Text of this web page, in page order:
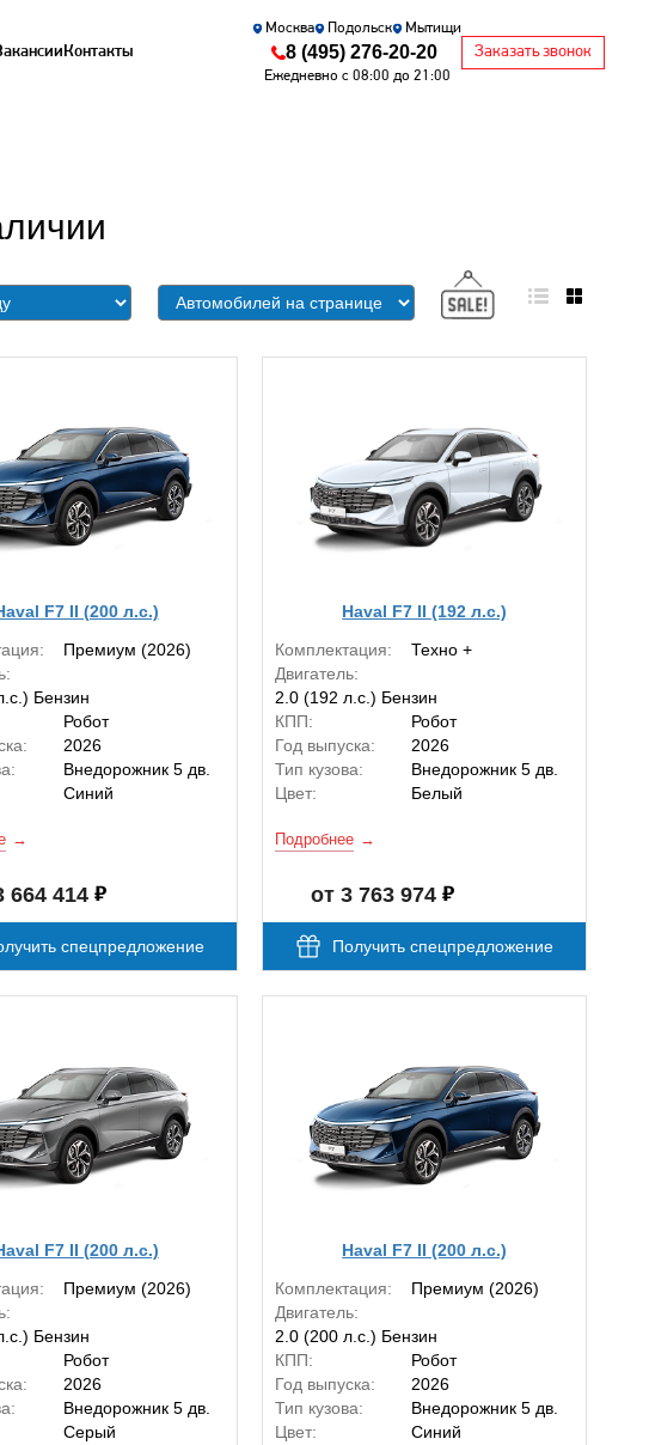
Контакты
Москва Подольск Мытищи
8 (495) 276-20-20
Ежедневно с 08:00 до 21:00
Заказать звонок
F7 II (200 л.с.)
Премиум (2026)
Бензин
Робот
2026
Внедорожник 5 дв.
Синий
664 414
спецпредложение
Haval F7 II (192 л.с.)
Комплектация:
Техно +
Двигатель:
2.0 (192 л.с.) Бензин
КПП:
Робот
Год выпуска:
2026
Тип кузова:
Внедорожник 5 дв.
Цвет:
Белый
Подробнее
от 3 763 974
Получить спецпредложение
F7 II (200 л.с.)
Премиум (2026)
Бензин
Робот
2026
Внедорожник 5 дв.
Серый
Haval F7 II (200 л.с.)
Комплектация:
Премиум (2026)
Двигатель:
2.0 (200 л.с.) Бензин
КПП:
Робот
Год выпуска:
2026
Тип кузова:
Внедорожник 5 дв.
Цвет:
Синий